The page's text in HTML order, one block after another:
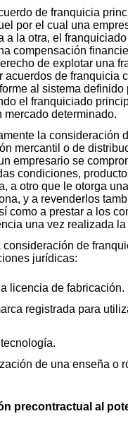
de franquicia
por el cual una
a la otra, el
compensación
de explotar una
acuerdos de franquicia
al sistema definido
el franquiciado
determinado.
la consideración
mercantil o de
empresario se
condiciones,
a otro que le otorga
y a revenderlos
como a prestar a los
una vez realizada la
consideración de
jurídicas:
licencia de fabricación.
registrada para
de una enseña o
precontractual al